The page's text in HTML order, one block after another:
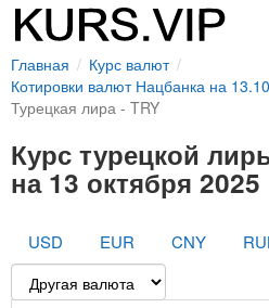
Главная
Курс валют
Котировки валют Нацбанка на
Турецкая лира - TRY
Курс турецкой
на 13 октября 2025
USD EUR CNY